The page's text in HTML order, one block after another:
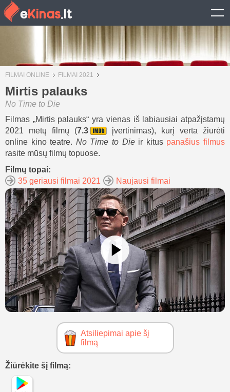
FILMAI ONLINE FILMAI 2021
Mirtis palauks
No Time to Die
Filmas „Mirtis palauks“ yra vienas iš labiausiai atpažįstamų
2021 metų filmų (7.3
įvertinimas), kurį verta žiūrėti
online kino teatre. No Time to Dieir kitus panašius filmus
rasite mūsų filmų topuose.
Filmų topai:
35 geriausi filmai 2021
Naujausi filmai
Atsiliepimai apie šį
filmą
Žiūrėkite šį filmą: